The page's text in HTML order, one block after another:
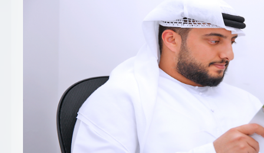
سياسة أمن المعلومات
سياسة الموردين و المشتريات
سياسة نظام إدارة المرافق
مشاريع الدائرة